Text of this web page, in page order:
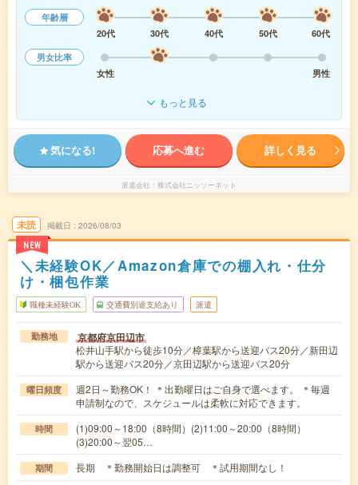
年齢層
20代
30代 40代 50代
60代
男女比率
女性
男性
もっと見る
気になる! 応募へ進む 詳しく見る
派遣会社 株式会社ニッソーネット
未読
NEW
掲載日 2026/08/03
＼未経験OK／Amazon倉庫での棚入れ・仕分
け・梱包作業
職種未経験OK 交通費別途支給あり 派遣
勤務地 京都府京田辺市
松井山手駅から徒歩10分／樟葉駅から送迎バス20分／新田辺
駅から送迎バス20分／京田辺駅から送迎バス20分
曜日頻度
週2日～勤務OK！ ＊出勤曜日はご自身で選べます。 ＊毎週
申請制なので、スケジュールは柔軟に対応できます。
時間
(1)09:00～18:00（8時間）(2)11:00～20:00（8時間）
(3)20:00～翌05…
期間 長期 ＊勤務開始日は調整可 ＊試用期間なし！